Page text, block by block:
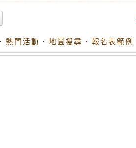
· 熱門活動 · 地圖搜尋 · 報名表範例